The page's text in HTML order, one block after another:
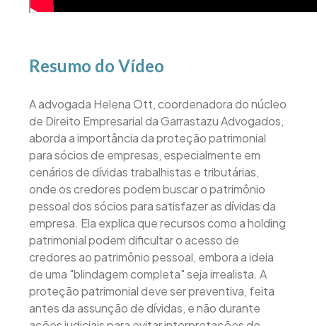
Resumo do Vídeo
A advogada Helena Ott, coordenadora do núcleo
de Direito Empresarial da Garrastazu Advogados,
aborda a importância da proteção patrimonial
para sócios de empresas, especialmente em
cenários de dívidas trabalhistas e tributárias,
onde os credores podem buscar o patrimônio
pessoal dos sócios para satisfazer as dívidas da
empresa. Ela explica que recursos como a holding
patrimonial podem dificultar o acesso de
credores ao patrimônio pessoal, embora a ideia
de uma "blindagem completa" seja irrealista. A
proteção patrimonial deve ser preventiva, feita
antes da assunção de dívidas, e não durante